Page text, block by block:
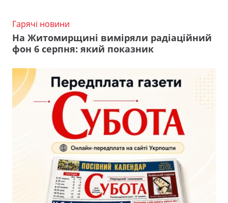
Гарячі новини
На Житомирщині виміряли радіаційний
фон 6 серпня: який показник